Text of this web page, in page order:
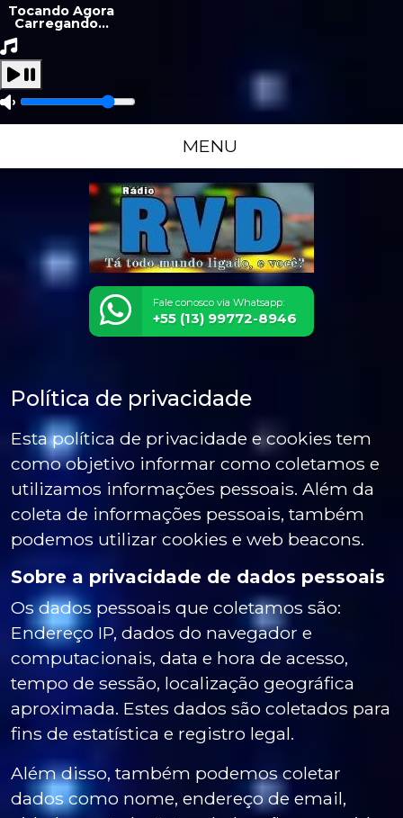
Tocando Agora
Carregando...
MENU
Fale conosco via Whatsapp:
+55 (13) 99772-8946
Política de privacidade
Esta política de privacidade e cookies tem
como objetivo informar como coletamos e
utilizamos informações pessoais. Além da
coleta de informações pessoais, também
podemos utilizar cookies e web beacons.
Sobre a privacidade de dados pessoais
Os dados pessoais que coletamos são:
Endereço IP, dados do navegador e
computacionais, data e hora de acesso,
tempo de sessão, localização geográfica
aproximada. Estes dados são coletados para
fins de estatística e registro legal.
Além disso, também podemos coletar
dados como nome, endereço de email,